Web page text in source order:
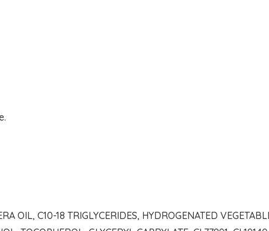
OIL, C10-18 TRIGLYCERIDES, HYDROGENATED